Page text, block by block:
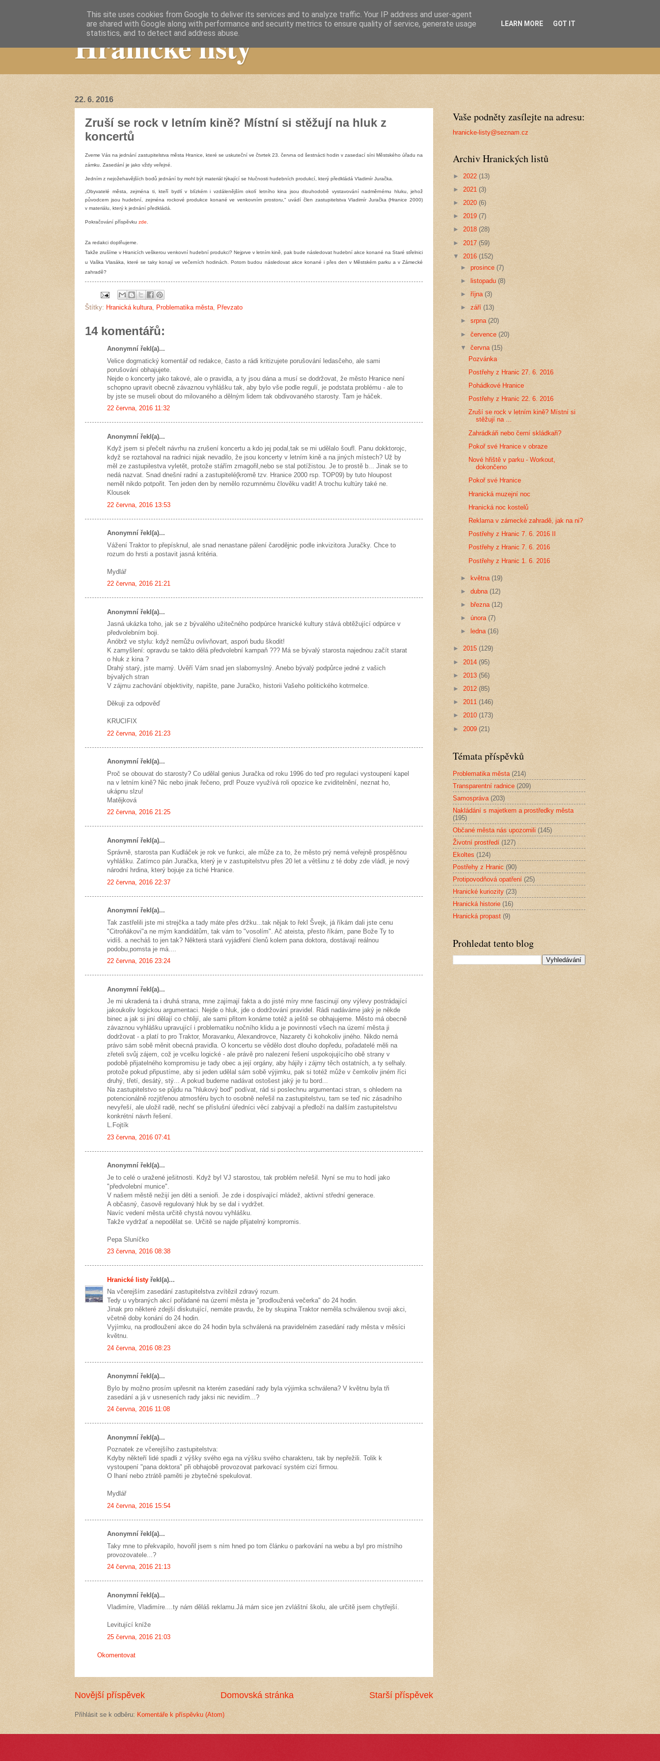
Hranické listy
22. 6. 2016
Zruší se rock v letním kině? Místní si stěžují na hluk z
koncertů
Zveme Vás na jednání zastupitelstva města Hranice, které se uskuteční ve čtvrtek 23. června od šestnácti hodin v zasedací síni Městského úřadu na
zámku. Zasedání je jako vždy veřejné.
Jedním z nejožehavějších bodů jednání by mohl být materiál týkající se hlučnosti hudebních produkcí, který předkládá Vladimír Juračka.
„Obyvatelé města, zejména ti, kteří bydlí v blízkém i vzdálenějším okolí letního kina jsou dlouhodobě vystavování nadměrnému hluku, jehož
původcem jsou hudební, zejména rockové produkce konané ve venkovním prostoru," uvádí člen zastupitelstva Vladimír Juračka (Hranice 2000)
v materiálu, který k jednání předkládá.
Pokračování příspěvku zde
Za redakci doplňujeme.
Takže zrušíme v Hranicích veškerou venkovní hudební produkci? Nejprve v letním kině, pak bude následovat hudební akce konané na Staré střelnici
u Vaška Vlasáka, které se taky konají ve večerních hodinách. Potom budou následovat akce konané i přes den v Městském parku a v Zámecké
zahradě?
Štítky: Hranická kultura, Problematika města, Převzato
14 komentářů:
Anonymní řekl(a)...
Velice dogmatický komentář od redakce, často a rádi kritizujete porušování ledasčeho, ale sami
porušování obhajujete.
Nejde o koncerty jako takové, ale o pravidla, a ty jsou dána a musí se dodržovat, že město Hranice není
schopno upravit obecně závaznou vyhlášku tak, aby bylo vše podle regulí, je podstata problému - ale to
by jste se museli obout do milovaného a dělným lidem tak obdivovaného starosty. Tam je háček.
22 června, 2016 11:32
Anonymní řekl(a)...
Když jsem si přečelt návrhu na zrušení koncertu a kdo jej podal,tak se mi udělalo šoufl. Panu dokktorojc,
když se roztahoval na radnici nijak nevadilo, že jsou koncerty v letním kině a na jiných místech? Už by
měl ze zastupilestva vyletět, protože stářím zmagořil,nebo se stal potížistou. Je to prostě b... Jinak se to
nedá nazvat. Snad dnešní radní a zastupitelé(kromě tzv. Hranice 2000 rsp. TOP09) by tuto hloupost
neměl nikdo potpořit. Ten jeden den by nemělo rozumnému člověku vadit! A trochu kultúry také ne.
Klousek
22 června, 2016 13:53
Anonymní řekl(a)...
Vážení Traktor to přepísknul, ale snad nenastane pálení čarodějnic podle inkvizitora Juračky. Chce to
rozum do hrsti a postavit jasná kritéria.
Mydlář
22 června, 2016 21:21
Anonymní řekl(a)...
Jasná ukázka toho, jak se z bývalého užitečného podpúrce hranické kultury stává obtěžující odpúrce v
předvolebním boji.
Anóbrž ve stylu: když nemůžu ovlivňovart, aspoń budu škodit!
K zamyšlení: opravdu se takto dělá předvolební kampaň ??? Má se bývalý starosta najednou začít starat
o hluk z kina ?
Drahý starý, jste marný. Uvěří Vám snad jen slabomyslný. Anebo bývalý podpůrce jedné z vašich
bývalých stran
V zájmu zachování objektivity, napište, pane Juračko, historii Vašeho politického kotrmelce.
Děkuji za odpověď
KRUCIFIX
22 června, 2016 21:23
Anonymní řekl(a)...
Proč se obouvat do starosty? Co udělal genius Juračka od roku 1996 do teď pro regulaci vystoupení kapel
na v letním kině? Nic nebo jinak řečeno, prd! Pouze využívá roli opozice ke zviditelnění, neznat ho,
ukápnu slzu!
Matějková
22 června, 2016 21:25
Anonymní řekl(a)...
Správně, starosta pan Kudláček je rok ve funkci, ale může za to, že město prý nemá veřejně prospěšnou
vyhlášku. Zatímco pán Juračka, který je v zastupitelstvu přes 20 let a většinu z té doby zde vládl, je nový
národní hrdina, který bojuje za tiché Hranice.
22 června, 2016 22:37
Anonymní řekl(a)...
Tak zastřelili jste mi strejčka a tady máte přes držku...tak nějak to řekl Švejk, já říkám dali jste cenu
"Citroňákovi"a ne mým kandidátům, tak vám to "vosolím". Ač ateista, přesto říkám, pane Bože Ty to
vidíš. a necháš to jen tak? Některá stará vyjádření členů kolem pana doktora, dostávají reálnou
podobu,pomsta je má....
22 června, 2016 23:24
Anonymní řekl(a)...
Je mi ukradená ta i druhá strana, mne zajímají fakta a do jisté míry mne fascinují ony výlevy postrádající
jakoukoliv logickou argumentaci. Nejde o hluk, jde o dodržování pravidel. Rádi nadáváme jaký je někde
binec a jak si jiní dělají co chtějí, ale sami přitom konáme totéž a ještě se obhajujeme. Město má obecně
závaznou vyhlášku upravující i problematiku nočního klidu a je povinností všech na území města ji
dodržovat - a platí to pro Traktor, Moravanku, Alexandrovce, Nazarety či kohokoliv jiného. Nikdo nemá
právo sám sobě měnit obecná pravidla. O koncertu se vědělo dost dlouho dopředu, pořadatelé měli na
zřeteli svůj zájem, což je vcelku logické - ale právě pro nalezení řešení uspokojujícího obě strany v
podobě přijatelného kompromisu je tady obec a její orgány, aby hájily i zájmy těch ostatních, a ty selhaly.
protože pokud připustíme, aby si jeden udělal sám sobě výjimku, pak si totéž může v čemkoliv jiném říci
druhý, třetí, desátý, stý... A pokud budeme nadávat ostošest jaký je tu bord...
Na zastupitelstvo se půjdu na "hlukový bod" podívat, rád si poslechnu argumentaci stran, s ohledem na
potencionálně rozjitřenou atmosféru bych to osobně neřešil na zastupitelstvu, tam se teď nic zásadního
nevyřeší, ale uložil radě, nechť se příslušní úředníci věcí zabývají a předloží na dalším zastupitelstvu
konkrétní návrh řešení.
L.Fojtík
23 června, 2016 07:41
Anonymní řekl(a)...
Je to celé o uražené ješitnosti. Když byl VJ starostou, tak problém neřešil. Nyní se mu to hodí jako
"předvolební munice".
V našem městě nežijí jen děti a senioři. Je zde i dospívající mládež, aktivní střední generace.
A občasný, časově regulovaný hluk by se dal i vydržet.
Navíc vedení města určitě chystá novou vyhlášku.
Takže vydržať a nepodělat se. Určitě se najde přijatelný kompromis.
Pepa Sluníčko
23 června, 2016 08:38
Hranické listy řekl(a)...
Na včerejším zasedání zastupitelstva zvítězil zdravý rozum.
Tedy u vybraných akcí pořádané na území města je "prodloužená večerka" do 24 hodin.
Jinak pro některé zdejší diskutující, nemáte pravdu, že by skupina Traktor neměla schválenou svoji akci,
včetně doby konání do 24 hodin.
Vyjímku, na prodloužení akce do 24 hodin byla schválená na pravidelném zasedání rady města v měsíci
květnu.
24 června, 2016 08:23
Anonymní řekl(a)...
Bylo by možno prosím upřesnit na kterém zasedání rady byla výjimka schválena? V květnu byla tři
zasedání a já v usneseních rady jaksi nic nevidím...?
24 června, 2016 11:08
Anonymní řekl(a)...
Poznatek ze včerejšího zastupitelstva:
Kdyby někteří lidé spadli z výšky svého ega na výšku svého charakteru, tak by nepřežili. Tolik k
vystoupení "pana doktora" při obhajobě provozovat parkovací systém cizí firmou.
O lhaní nebo ztrátě paměti je zbytečné spekulovat.
Mydlář
24 června, 2016 15:54
Anonymní řekl(a)...
Taky mne to překvapilo, hovořil jsem s ním hned po tom článku o parkování na webu a byl pro místního
provozovatele...?
24 června, 2016 21:13
Anonymní řekl(a)...
Vladimíre, Vladimíre....ty nám děláš reklamu.Já mám sice jen zvláštní školu, ale určitě jsem chytřejší.
Levitující kníže
25 června, 2016 21:03
Okomentovat
Novější příspěvek Starší příspěvek
Domovská stránka
Přihlásit se k odběru: Komentáře k příspěvku (Atom)
Vaše podněty zasílejte na adresu:
hranicke-listy@seznam.cz
Archiv Hranických listů
► 2022 (13)
► 2021 (3)
► 2020 (6)
► 2019 (7)
► 2018 (28)
► 2017 (59)
▼ 2016 (152)
►prosince(7)
►
listopadu (8)
►října(3)
►září (13)
►srpna(20)
►července(20)
▼června(15)
Pozvánka
Postřehy z Hranic 27. 6. 2016
Pohádkové Hranice
Postřehy z Hranic 22. 6. 2016
Zruší se rock v letním kině? Místní si
stěžují na ...
Zahrádkáři nebo černí skládkaři?
Pokoř své Hranice v obraze
Nové hřiště v parku - Workout,
dokončeno
Pokoř své Hranice
Hranická muzejní noc
Hranická noc kostelů
Reklama v zámecké zahradě, jak na ni?
Postřehy z Hranic 7. 6. 2016 II
Postřehy z Hranic 7. 6. 2016
Postřehy z Hranic 1. 6. 2016
►května (19)
►dubna(12)
►
března(12)
►února(7)
►
ledna(16)
► 2015 (129)
► 2014 (95)
► 2013 (56)
► 2012 (85)
► 2011 (146)
► 2010 (173)
► 2009 (21)
Témata příspěvků
Problematika města (214)
Transparentní radnice (209)
Samospráva (203)
Nakládání s majetkem a prostředky města
(195)
Občané města nás upozornili (145)
Životní prostředí (127)
Ekoltes (124)
Postřehy z Hranic (90)
Protipovodňová opatření (25)
Hranické kuriozity (23)
Hranická historie (16)
Hranická propast (9)
Prohledat tento blog
This site uses cookies from Google to deliver its services and to analyze traffic. Your IP address and user-agent
are shared with Google along with performance and security metrics to ensure quality of service, generate usage
statistics, and to detect and address abuse.
LEARN MORE GOT IT